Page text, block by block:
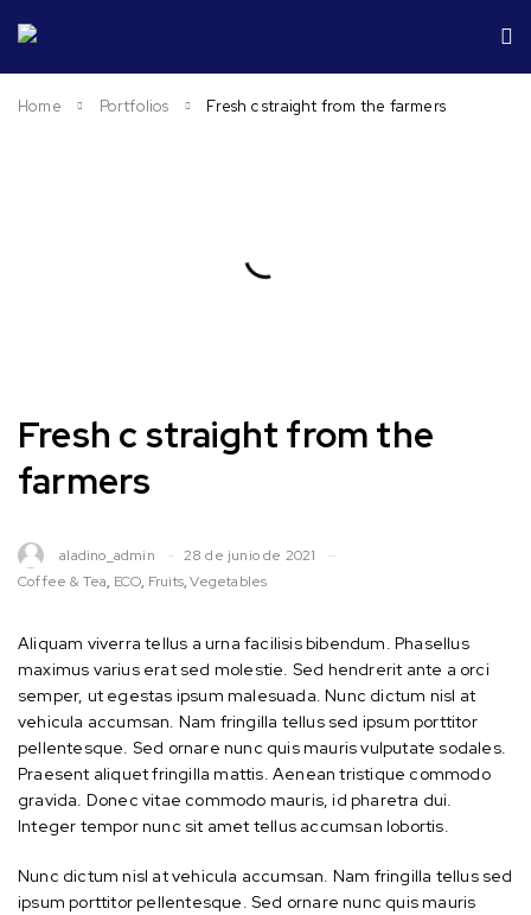
Home Portfolios Fresh c straight from the farmers
Fresh c straight from the
farmers
aladino_admin
28 de junio de 2021
Coffee & Tea, ECO, Fruits,Vegetables
Aliquam viverra tellus a urna facilisis bibendum. Phasellus
maximus varius erat sed molestie. Sed hendrerit ante a orci
semper, ut egestas ipsum malesuada. Nunc dictum nisl at
vehicula accumsan. Nam fringilla tellus sed ipsum porttitor
pellentesque. Sed ornare nunc quis mauris vulputate sodales.
Praesent aliquet fringilla mattis. Aenean tristique commodo
gravida. Donec vitae commodo mauris, id pharetra dui.
Integer tempor nunc sit amet tellus accumsan lobortis.
Nunc dictum nisl at vehicula accumsan. Nam fringilla tellus sed
ipsum porttitor pellentesque. Sed ornare nunc quis mauris